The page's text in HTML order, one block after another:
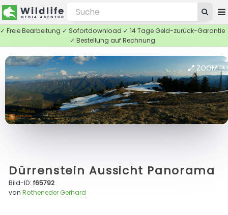
✓ Freie Bearbeitung ✓ Sofortdownload ✓ 14 Tage Geld-zurück-Garantie
✓ Bestellung auf Rechnung
ZOOM
Dürrenstein Aussicht Panorama
Bild-ID:f65792
vonRotheneder Gerhard